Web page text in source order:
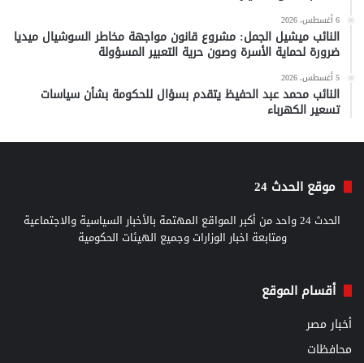
6 أغسطس، 2026
النائب ميشيل الجمل: مشروع قانون مواجهة مخاطر السوشيال ميديا
ضرورة لحماية الأسرة وصون حرية التعبير المسؤولة
5 أغسطس، 2026
النائب محمد عبد الحفيظ يتقدم بسؤال للحكومة بشأن سياسات
تسعير الكهرباء
موقع الحدث 24
الحدث 24 واحد من أكبر المواقع المهتمة بالأخبار السياسية والاجتماعية
ومتابعة اخبار الوزارات وجميع الهيئات الحكومية
أقسام الموقع
أخبار مصر
محافظات